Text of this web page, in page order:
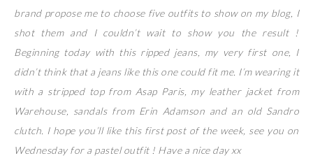
brand propose me to choose five outfits to show on my blog, I
shot them and I couldn’t wait to show you the result !
Beginning today with this ripped jeans, my very first one, I
didn’t think that a jeans like this one could fit me. I’m wearing it
with a stripped top from Asap Paris, my leather jacket from
Warehouse, sandals from Erin Adamson and an old Sandro
clutch. I hope you’ll like this first post of the week, see you on
Wednesday for a pastel outfit ! Have a nice day xx